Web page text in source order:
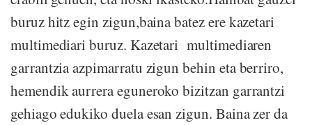
buruz hitz egin zigun,baina batez ere kazetari
multimediari buruz. Kazetari multimediaren
garrantzia azpimarratu zigun behin eta berriro,
hemendik aurrera eguneroko bizitzan garrantzi
gehiago edukiko duela esan zigun. Baina zer da